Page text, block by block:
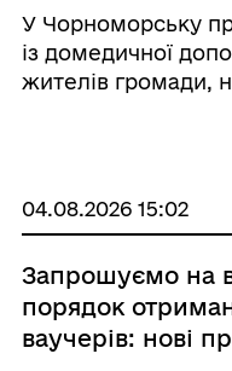
У Чорноморську
із домедичної
жителів громади,
першої ...
04.08.2026 15:02
Запрошуємо на
порядок
ваучерів: нові